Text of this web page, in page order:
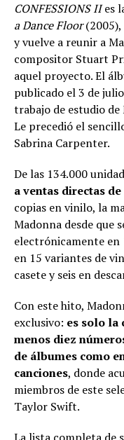
CONFESSIONS IIes
a Dance Floor(2005),
y vuelve a reunir a
compositor Stuart
aquel proyecto. El
publicado el 3 de
trabajo de estudio de
Le precedió el
Sabrina Carpenter.
De las 134.000
a ventas directas
copias en vinilo, la
Madonna desde que
electrónicamente en
en 15 variantes de
casete y seis en
Con este hito,
exclusivo: es solo la
menos diez
de álbumes como
canciones, donde
miembros de este
Taylor Swift.